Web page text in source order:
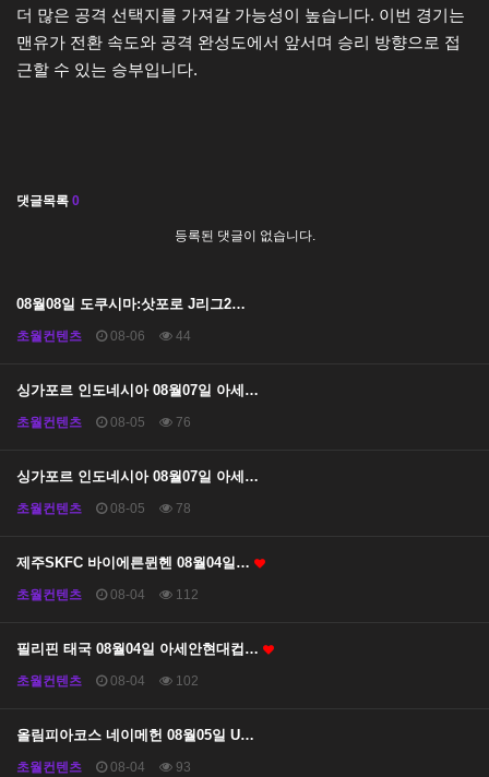
더 많은 공격 선택지를 가져갈 가능성이 높습니다. 이번 경기는
맨유가 전환 속도와 공격 완성도에서 앞서며 승리 방향으로 접
근할 수 있는 승부입니다.
댓글목록 0
등록된 댓글이 없습니다.
08월08일 도쿠시마:삿포로 J리그2…
초월컨텐츠 08-06 44
싱가포르 인도네시아 08월07일 아세…
초월컨텐츠 08-05 76
싱가포르 인도네시아 08월07일 아세…
초월컨텐츠 08-05 78
제주SKFC 바이에른뮌헨 08월04일…
초월컨텐츠 08-04 112
필리핀 태국 08월04일 아세안현대컵…
초월컨텐츠 08-04 102
올림피아코스 네이메헌 08월05일 U…
초월컨텐츠 08-04 93